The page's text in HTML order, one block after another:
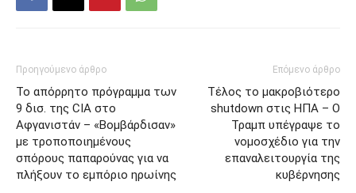
Προηγούμενο άρθρο
Το απόρρητο πρόγραμμα των
9 δισ. της CIA στο
Αφγανιστάν – «Βομβάρδισαν»
με τροποποιημένους
σπόρους παπαρούνας για να
πλήξουν το εμπόριο ηρωίνης
Επόμενο άρθρο
Τέλος το μακροβιότερο
shutdown στις ΗΠΑ – Ο
Τραμπ υπέγραψε το
νομοσχέδιο για την
επαναλειτουργία της
κυβέρνησης